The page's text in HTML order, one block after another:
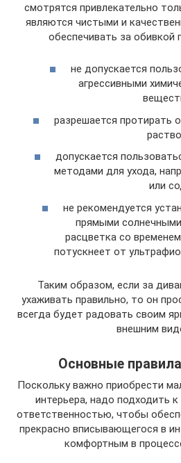
смотрятся привлекательно
являются чистыми и
обеспечивать за обивкой
не допускается
агрессивными
разрешается протирать
допускается
методами для ухода,
или
не рекомендуется
прямыми
расцветка со
потускнеет от
Таким образом, если за
ухаживать правильно, то он
всегда будет радовать своим
внешним
Основные
Поскольку важно приобрести
интерьера, надо подходить
ответственностью, чтобы
прекрасно вписывающегося в
комфортным в